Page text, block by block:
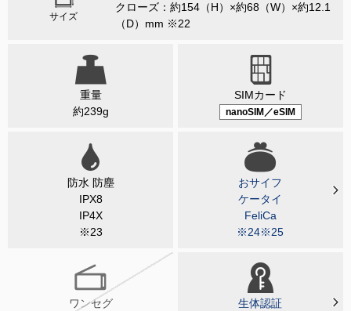
サイズ
クローズ：約154（H）×約68（W）×約12.1
（D）mm ※22
重量
約239g
SIMカード
nanoSIM／eSIM
防水 防塵
IPX8
IP4X
※23
おサイフ
ケータイ
FeliCa
※24※25
ワンセグ
生体認証